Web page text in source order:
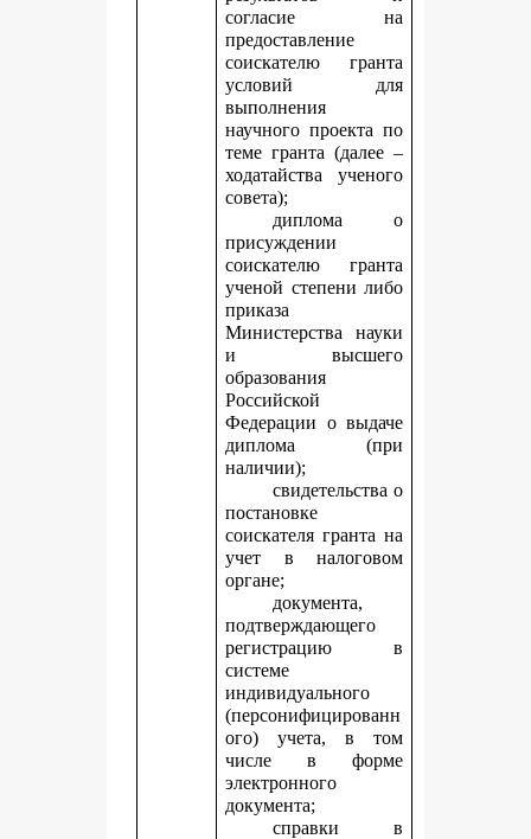
согласие на
предоставление
соискателю гранта
условий для
выполнения
научного проекта по
теме гранта (далее –
ходатайства ученого
совета);
диплома о
присуждении
соискателю гранта
ученой степени либо
приказа
Министерства науки
и высшего
образования
Российской
Федерации о выдаче
диплома (при
наличии);
свидетельства о
постановке
соискателя гранта на
учет в налоговом
органе;
документа,
подтверждающего
регистрацию в
системе
индивидуального
(персонифицированн
ого) учета, в том
числе в форме
электронного
документа;
справки в